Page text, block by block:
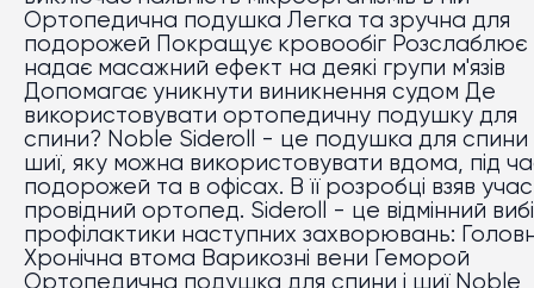
Ортопедична подушка Легка та зручна для
подорожей Покращує кровообіг Розслаблює
надає масажний ефект на деякі групи м'язів
Допомагає уникнути виникнення судом Де
використовувати ортопедичну подушку для
спини? Noble Sideroll - це подушка для спини
шиї, яку можна використовувати вдома, під
подорожей та в офісах. В її розробці взяв
провідний ортопед. Sideroll - це відмінний
профілактики наступних захворювань:
Хронічна втома Варикозні вени Геморой
Ортопедична подушка для спини і шиї Noble